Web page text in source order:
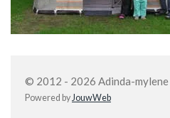
© 2012 - 2026 Adinda-mylene
Powered byJouwWeb